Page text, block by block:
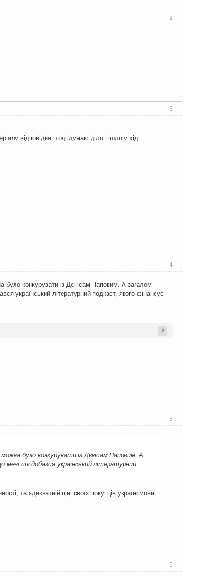
2
3
відповідна, тоді думаю діло пішло у хід.
4
було конкурувати із Дєнісам Паповим. А загалом
український літературний подкаст, якого фінансує
2
5
було конкурувати із Дєнісам Паповим. А
сподобався український літературний
та адекватній ціні своїх покупців україномовні
6